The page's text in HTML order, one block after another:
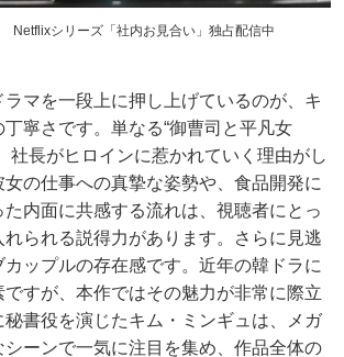
シリーズ「社内お見合い」独占配信中
マを一段上に押し上げているのが、キ
寧さです。単なる“御曹司と平凡女
社長がヒロインに惹かれていく理由がし
女の仕事への真摯な姿勢や、食品開発に
内面に共感する流れは、視聴者にとっ
られる説得力があります。さらに見逃
ップルの存在感です。近年の韓ドラに
すが、本作ではその魅力が非常に際立
秘書役を演じたキム・ミンギュは、メガ
シーンで一気に注目を集め、作品全体の